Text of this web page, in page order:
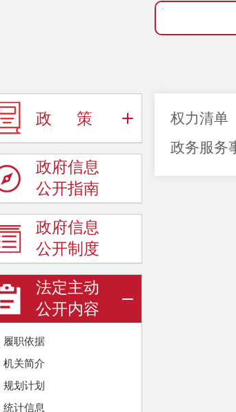
政 策
政府信息
公开指南
政府信息
公开制度
法定主动
公开内容
履职依据
机关简介
规划计划
统计信息
权力清单
政务服务